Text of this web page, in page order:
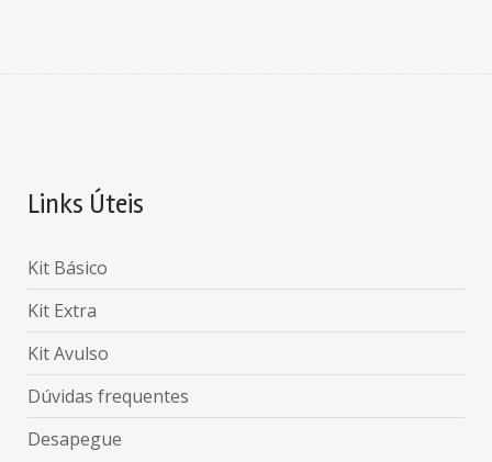
Links Úteis
Kit Básico
Kit Extra
Kit Avulso
Dúvidas frequentes
Desapegue